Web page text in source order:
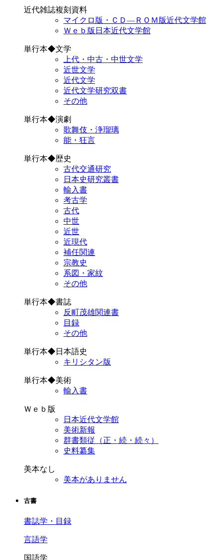
近代雑誌複刻資料
マイクロ版・ＣＤ―ＲＯＭ版近代文学館
Ｗｅｂ版日本近代文学館
単行本◆文学
上代・中古・中世文学
近世文学
近代文学
近代文学研究双書
その他
単行本◆演劇
歌舞伎・浄瑠璃
能・狂言
単行本◆歴史
古代交通研究
日本史研究叢書
輸入書
考古学
古代
中世
近世
近現代
補任関連
宗教史
系図・家紋
その他
単行本◆書誌
反町茂雄関連書
目録
その他
単行本◆日本語史
キリシタン版
単行本◆美術
輸入書
Ｗｅｂ版
日本近代文学館
美術新報
群書類従（正・続・続々）
史料纂集
美本なし
美本がありません
古書
書誌学・目録
言語学
国語学